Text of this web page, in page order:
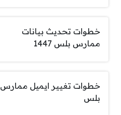
خطوات تحديث بيانات
ممارس بلس 1447
خطوات تغيير ايميل ممارس
بلس